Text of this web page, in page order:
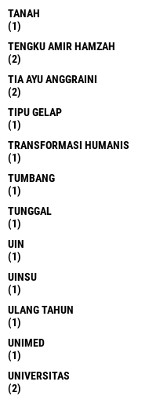
TANAH
(1)
TENGKU AMIR HAMZAH
(2)
TIA AYU ANGGRAINI
(2)
TIPU GELAP
(1)
TRANSFORMASI HUMANIS
(1)
TUMBANG
(1)
TUNGGAL
(1)
UIN
(1)
UINSU
(1)
ULANG TAHUN
(1)
UNIMED
(1)
UNIVERSITAS
(2)